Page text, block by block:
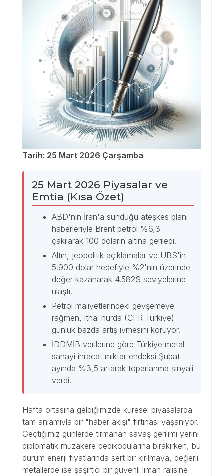
Tarih: 25 Mart 2026 Çarşamba
25 Mart 2026 Piyasalar ve
Emtia (Kısa Özet)
ABD'nin İran'a sunduğu ateşkes planı
haberleriyle Brent petrol %6,3
çakılarak 100 doların altına geriledi.
Altın, jeopolitik açıklamalar ve UBS'in
5.900 dolar hedefiyle %2'nin üzerinde
değer kazanarak 4.582$ seviyelerine
ulaştı.
Petrol maliyetlerindeki gevşemeye
rağmen, ithal hurda (CFR Türkiye)
günlük bazda artış ivmesini koruyor.
İDDMİB verilerine göre Türkiye metal
sanayi ihracat miktar endeksi Şubat
ayında %3,5 artarak toparlanma sinyali
verdi.
Hafta ortasına geldiğimizde küresel piyasalarda
tam anlamıyla bir "haber akışı" fırtınası yaşanıyor.
Geçtiğimiz günlerde tırmanan savaş gerilimi yerini
diplomatik müzakere dedikodularına bırakırken, bu
durum enerji fiyatlarında sert bir kırılmaya, değerli
metallerde ise şaşırtıcı bir güvenli liman ralisine